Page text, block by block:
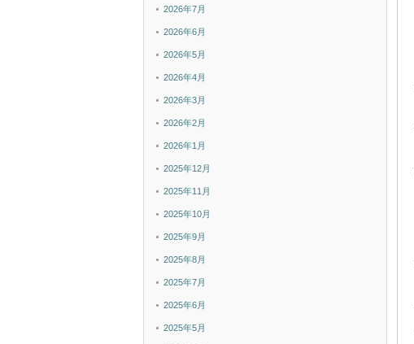
2026年7月
2026年6月
2026年5月
2026年4月
2026年3月
2026年2月
2026年1月
2025年12月
2025年11月
2025年10月
2025年9月
2025年8月
2025年7月
2025年6月
2025年5月